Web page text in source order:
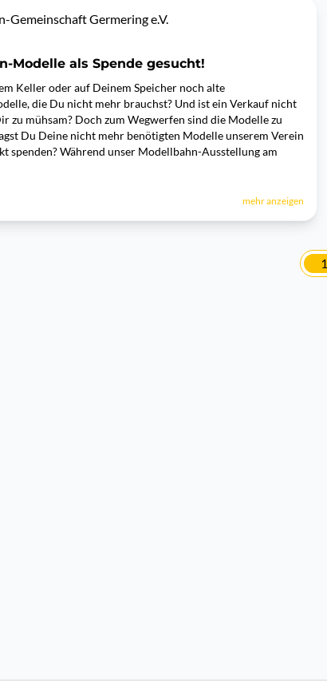
Gemeinschaft Germering e.V.
Modelle als Spende gesucht!
Keller oder auf Deinem Speicher noch alte
die Du nicht mehr brauchst? Und ist ein Verkauf nicht
zu mühsam? Doch zum Wegwerfen sind die Modelle zu
Du Deine nicht mehr benötigten Modelle unserem Verein
spenden? Während unser Modellbahn-Ausstellung am
mehr anzeigen
1